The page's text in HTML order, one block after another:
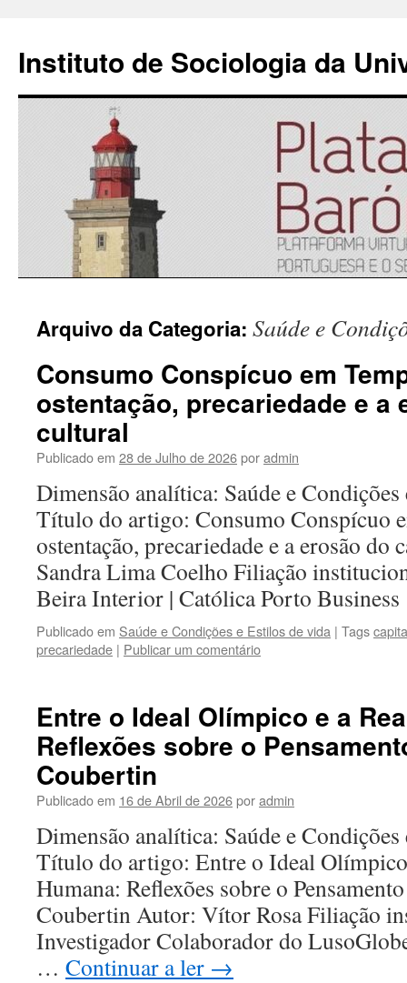
Instituto de Sociologia da
para
conteúdo
Arquivo da Categoria: Saúde e
Consumo Conspícuo em
ostentação, precariedade e a
cultural
Publicado em 28 de Julho de 2026poradmin
Dimensão analítica: Saúde e
Título do artigo: Consumo Conspícuo
ostentação, precariedade e a erosão
Sandra Lima Coelho Filiação
Beira Interior | Católica Porto
Publicado em Saúde e Condições e Estilos de vida | Tags
precariedade | Publicar um comentário
Entre o Ideal Olímpico e a
Reflexões sobre o
Coubertin
Publicado em 16 de Abril de 2026poradmin
Dimensão analítica: Saúde e
Título do artigo: Entre o Ideal Olímpico
Humana: Reflexões sobre o
Coubertin Autor: Vítor Rosa Filiação
Investigador Colaborador do
… Continuar a ler →